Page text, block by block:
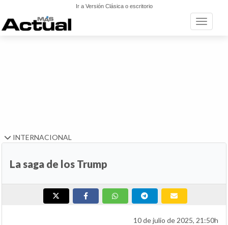
Ir a Versión Clásica o escritorio
Toggle
INTERNACIONAL
La saga de los Trump
10 de julio de 2025, 21:50h